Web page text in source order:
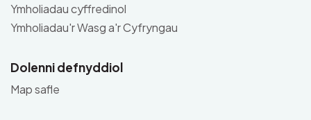
Ymholiadau cyffredinol
Ymholiadau'r Wasg a'r Cyfryngau
Dolenni defnyddiol
Map safle